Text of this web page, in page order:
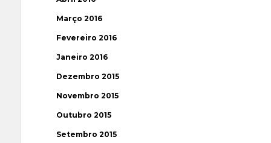
Março 2016
Fevereiro 2016
Janeiro 2016
Dezembro 2015
Novembro 2015
Outubro 2015
Setembro 2015